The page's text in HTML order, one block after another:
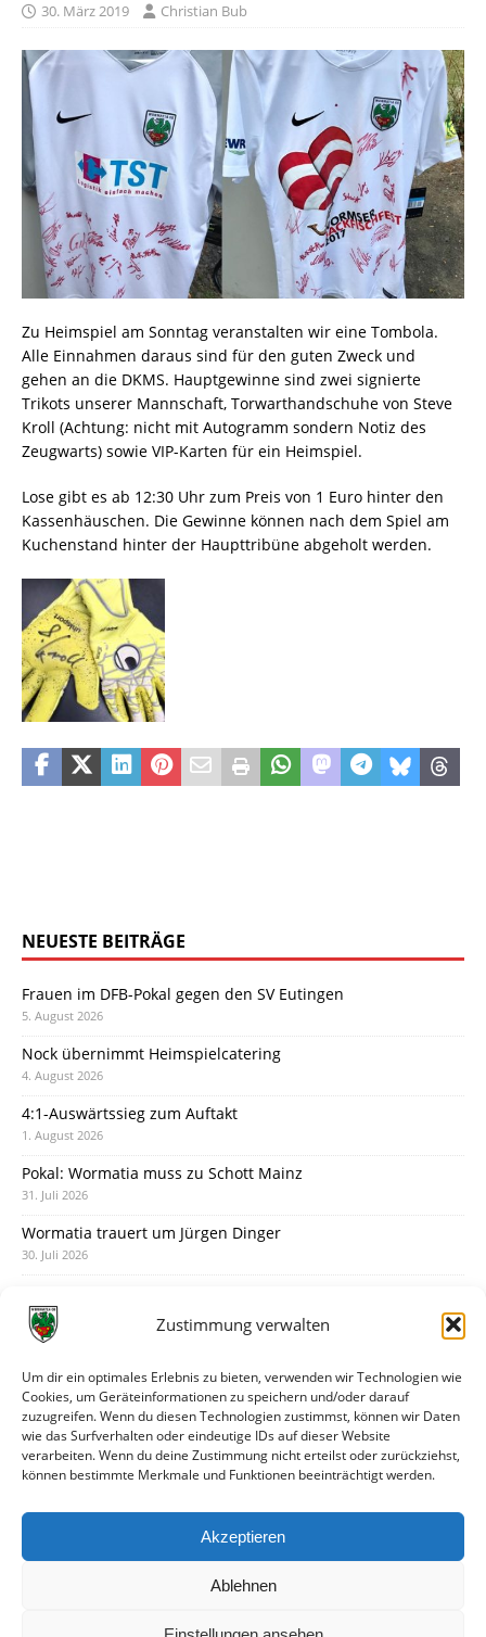
Zustimmung verwalten
Um dir ein optimales Erlebnis zu bieten, verwenden wir Technologien wie
Cookies, um Geräteinformationen zu speichern und/oder darauf
zuzugreifen. Wenn du diesen Technologien zustimmst, können wir Daten
wie das Surfverhalten oder eindeutige IDs auf dieser Website
verarbeiten. Wenn du deine Zustimmung nicht erteilst oder zurückziehst,
können bestimmte Merkmale und Funktionen beeinträchtigt werden.
Akzeptieren
Ablehnen
30. März 2019 Christian Bub
Zu Heimspiel am Sonntag veranstalten wir eine Tombola.
Alle Einnahmen daraus sind für den guten Zweck und
gehen an die DKMS. Hauptgewinne sind zwei signierte
Trikots unserer Mannschaft, Torwarthandschuhe von Steve
Kroll (Achtung: nicht mit Autogramm sondern Notiz des
Zeugwarts) sowie VIP-Karten für ein Heimspiel.
Lose gibt es ab 12:30 Uhr zum Preis von 1 Euro hinter den
Kassenhäuschen. Die Gewinne können nach dem Spiel am
Kuchenstand hinter der Haupttribüne abgeholt werden.
NEUESTE BEITRÄGE
Frauen im DFB-Pokal gegen den SV Eutingen
5. August 2026
Nock übernimmt Heimspielcatering
4. August 2026
4:1-Auswärtssieg zum Auftakt
1. August 2026
Pokal: Wormatia muss zu Schott Mainz
31. Juli 2026
Wormatia trauert um Jürgen Dinger
30. Juli 2026
28. Juli 2026
28. Juli 2026
Neue Podcast-Folge: So tickt Björn!
27. Juli 2026
Eindrücke vom Stadionfest
Unterhaltsamer Abschlusstest mit später Niederlage
25. Juli 2026